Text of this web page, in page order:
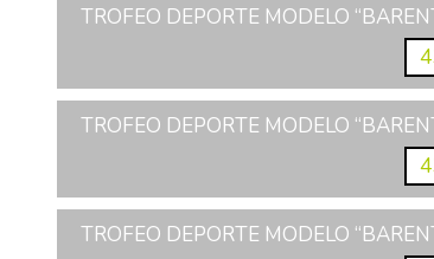
TROFEO DEPORTE MODELO
TROFEO DEPORTE MODELO
TROFEO DEPORTE MODELO